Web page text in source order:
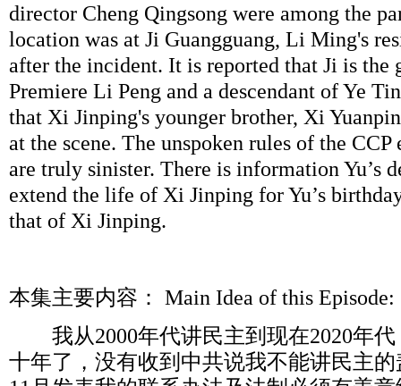
director Cheng Qingsong were among the
location was at Ji Guangguang, Li Ming's
after the incident. It is reported that Ji is the
Premiere Li Peng and a descendant of Ye
that Xi Jinping's younger brother, Xi
at the scene. The unspoken rules of the
are truly sinister. There is information Yu’s
extend the life of Xi Jinping for Yu’s
that of Xi Jinping.
本集主要内容：
Main Idea of this
我从2000年代讲民主到现在2020年代
十年了，没有收到中共说我不能讲民主